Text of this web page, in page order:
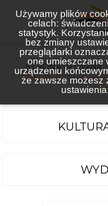
Używamy plików
celach:
statystyk.
bez zmiany
przeglądarki
one umieszczane
urządzeniu
że zawsze możesz
STRONA GŁÓWNA
SKARBY SZTUKI W